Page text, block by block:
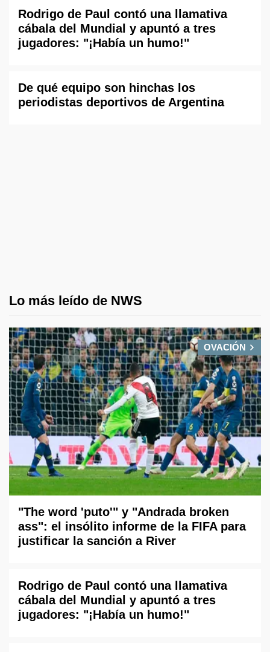
Rodrigo de Paul contó una llamativa
cábala del Mundial y apuntó a tres
jugadores: "¡Había un humo!"
De qué equipo son hinchas los
periodistas deportivos de Argentina
Lo más leído de NWS
OVACIÓN
"The word 'puto'" y "Andrada broken
ass": el insólito informe de la FIFA para
justificar la sanción a River
Rodrigo de Paul contó una llamativa
cábala del Mundial y apuntó a tres
jugadores: "¡Había un humo!"